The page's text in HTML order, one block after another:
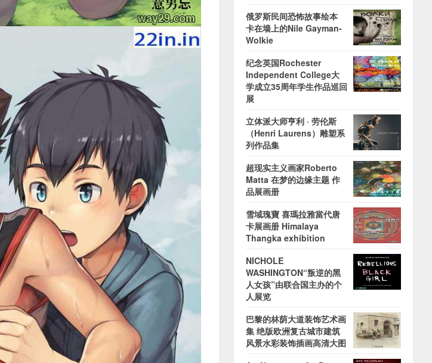
俄罗斯民间恐怖故事绘本
卡在墙上的Nile Gayman-
Wolkie
纪念英国Rochester
Independent College大
学成立35周年学生作品巡回
展
立体派大师亨利 · 劳伦斯
（Henri Laurens）雕塑系
列作品集
超现实主义画家Roberto
Matta 在梦的边缘主题 作
品展画册
雪域瑰寶 喜瑪拉雅當代唐
卡展画册 Himalaya
Thangka exhibition
NICHOLE
WASHINGTON“叛逆的黑
人女孩”由联合国主办的个
人展览
巴黎的林荫大道装饰艺术画
集 绝版欧洲复古城市建筑
风景水彩装饰插画高清大图